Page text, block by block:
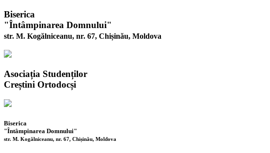
Biserica
"Întâmpinarea Domnului"
str. M. Kogălniceanu, nr. 67, Chișinău, Moldova
Asociația Studenților
Creștini Ortodocși
Biserica
"Întâmpinarea Domnului"
str. M. Kogălniceanu, nr. 67, Chișinău, Moldova